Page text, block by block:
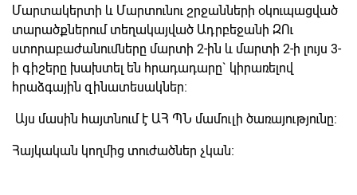
Մարտակերտի և Մարտունու շրջանների օկուպացված
տարածքներում տեղակայված Ադրբեջանի ԶՈւ
ստորաբաժանումները մարտի 2-ին և մարտի 2-ի լույս 3-
ի գիշերը խախտել են հրադադարը` կիրառելով
հրաձգային զինատեսակներ։
Այս մասին հայտնում է ԱՀ ՊՆ մամուլի ծառայությունը:
Հայկական կողմից տուժածներ չկան։